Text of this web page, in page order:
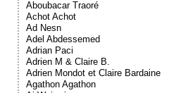
Aboubacar Traoré
Achot Achot
Ad Nesn
Adel Abdessemed
Adrian Paci
Adrien M & Claire B.
Adrien Mondot et Claire Bardaine
Agathon Agathon